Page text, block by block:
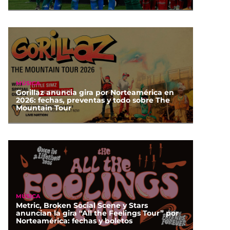
MÚSICA
Gorillaz anuncia gira por Norteamérica en
2026: fechas, preventas y todo sobre The
Mountain Tour
MÚSICA
Metric, Broken Social Scene y Stars
anuncian la gira “All the Feelings Tour” por
Norteamérica: fechas y boletos